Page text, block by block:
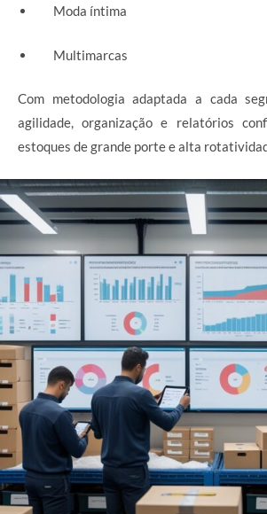
Moda íntima
Multimarcas
Com metodologia adaptada a cada
agilidade, organização e relatórios
estoques de grande porte e alta